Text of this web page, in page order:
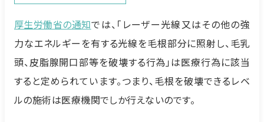
厚生労働省の通知では、「レーザー光線又はその他の強
力なエネルギーを有する光線を毛根部分に照射し、毛乳
頭、皮脂腺開口部等を破壊する行為」は医療行為に該当
すると定められています。つまり、毛根を破壊できるレベ
ルの施術は医療機関でしか行えないのです。